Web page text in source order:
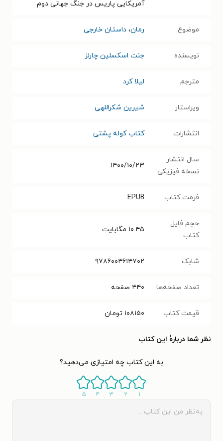
آمریکایی پاریس در جنگ جهانی دوم
موضوع رمان، داستان خارجی
نویسنده جنت اسکسلین چارلز
مترجم لیلا کرد
ویراستار شیرین شکراللهی
انتشارات کتاب کوله پشتی
سال انتشار
نسخه فیزیکی
۱۴۰۰/۱۰/۲۳
فرمت کتاب EPUB
حجم فایل
کتاب
۱۰.۴۵ مگابایت
شابک ۹۷۸۶۰۰۴۶۱۴۷۰۲
تعداد صفحه‌ها ۴۴۰ صفحه
قیمت کتاب ۱۰۸۱۵۰ تومان
نظر شما دربارهٔ این کتاب
به این کتاب چه امتیازی می‌دهید؟
۱ ۲ ۳ ۴ ۵